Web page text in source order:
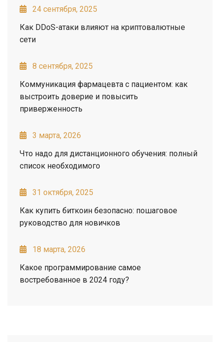
24 сентября, 2025
Как DDoS-атаки влияют на криптовалютные
сети
8 сентября, 2025
Коммуникация фармацевта с пациентом: как
выстроить доверие и повысить
приверженность
3 марта, 2026
Что надо для дистанционного обучения: полный
список необходимого
31 октября, 2025
Как купить биткоин безопасно: пошаговое
руководство для новичков
18 марта, 2026
Какое программирование самое
востребованное в 2024 году?